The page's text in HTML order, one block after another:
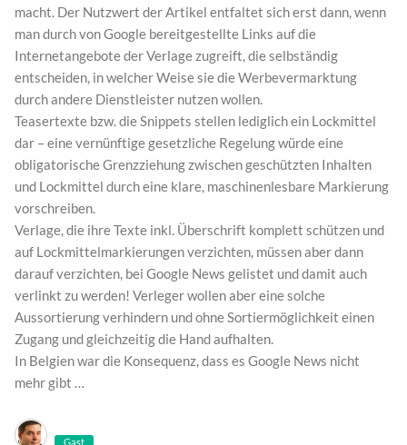
macht. Der Nutzwert der Artikel entfaltet sich erst dann, wenn
man durch von Google bereitgestellte Links auf die
Internetangebote der Verlage zugreift, die selbständig
entscheiden, in welcher Weise sie die Werbevermarktung
durch andere Dienstleister nutzen wollen.
Teasertexte bzw. die Snippets stellen lediglich ein Lockmittel
dar – eine vernünftige gesetzliche Regelung würde eine
obligatorische Grenzziehung zwischen geschützten Inhalten
und Lockmittel durch eine klare, maschinenlesbare Markierung
vorschreiben.
Verlage, die ihre Texte inkl. Überschrift komplett schützen und
auf Lockmittelmarkierungen verzichten, müssen aber dann
darauf verzichten, bei Google News gelistet und damit auch
verlinkt zu werden! Verleger wollen aber eine solche
Aussortierung verhindern und ohne Sortiermöglichkeit einen
Zugang und gleichzeitig die Hand aufhalten.
In Belgien war die Konsequenz, dass es Google News nicht
mehr gibt …
Gast